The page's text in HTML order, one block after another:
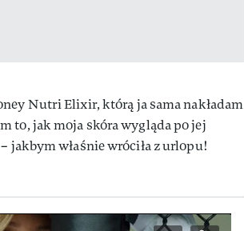
Nutri Elixir, którą ja sama nakładam
to, jak moja skóra wygląda po jej
jakbym właśnie wróciła z urlopu!